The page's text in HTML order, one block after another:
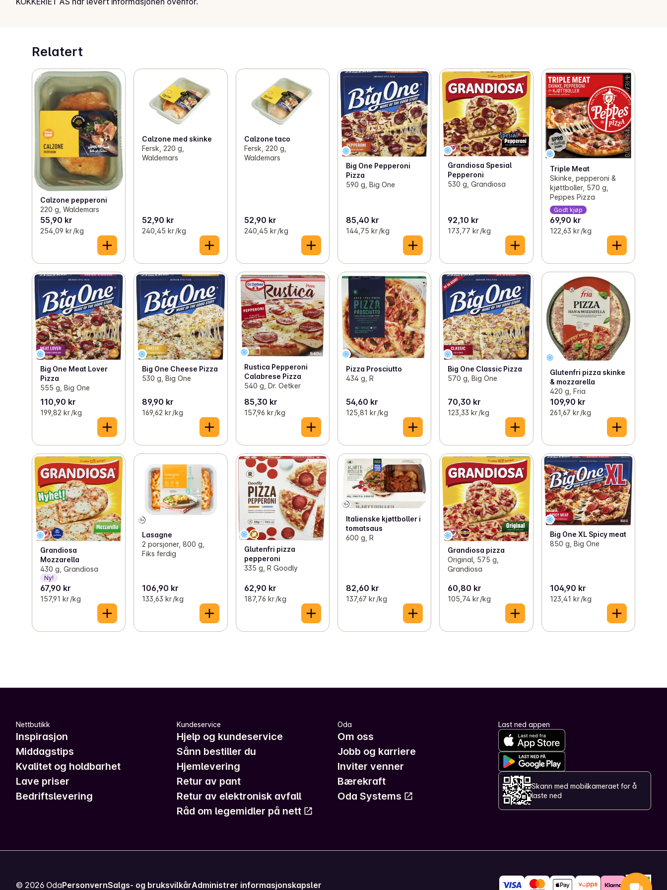
Relatert
Calzone pepperoni
220 g, Waldemars
55,90 kr
254,09 kr /kg
Calzone med skinke
Fersk, 220 g,
Waldemars
52,90 kr
240,45 kr /kg
Calzone taco
Fersk, 220 g,
Waldemars
52,90 kr
240,45 kr /kg
Big One Pepperoni
Pizza
590 g, Big One
85,40 kr
144,75 kr /kg
Grandiosa Spesial
Pepperoni
530 g, Grandiosa
92,10 kr
173,77 kr /kg
Triple Meat
Skinke, pepperoni &
kjøttboller, 570 g,
Peppes Pizza
Godt kjøp
69,90 kr
122,63 kr /kg
Big One Meat Lover
Pizza
555 g, Big One
110,90 kr
199,82 kr /kg
Big One Cheese Pizza
530 g, Big One
89,90 kr
169,62 kr /kg
Rustica Pepperoni
Calabrese Pizza
540 g, Dr. Oetker
85,30 kr
157,96 kr /kg
Pizza Prosciutto
434 g, R
54,60 kr
125,81 kr /kg
Big One Classic Pizza
570 g, Big One
70,30 kr
123,33 kr /kg
Glutenfri pizza skinke
& mozzarella
420 g, Fria
109,90 kr
261,67 kr /kg
Grandiosa
Mozzarella
430 g, Grandiosa
Ny!
67,90 kr
157,91 kr /kg
Lasagne
2 porsjoner, 800 g,
Fiks ferdig
106,90 kr
133,63 kr /kg
Glutenfri pizza
pepperoni
335 g, R Goodly
62,90 kr
187,76 kr /kg
Italienske kjøttboller i
tomatsaus
600 g, R
82,60 kr
137,67 kr /kg
Grandiosa pizza
Original, 575 g,
Grandiosa
60,80 kr
105,74 kr /kg
Big One XL Spicy meat
850 g, Big One
104,90 kr
123,41 kr /kg
Nettbutikk
Inspirasjon
Middagstips
Kvalitet og holdbarhet
Lave priser
Bedriftslevering
Kundeservice
Hjelp og kundeservice
Sånn bestiller du
Hjemlevering
Retur av pant
Retur av elektronisk avfall
Råd om legemidler på nett
Oda
Om oss
Jobb og karriere
Inviter venner
Bærekraft
Oda Systems
Last ned appen
Skann med mobilkameraet for å
laste ned
© 2026 OdaPersonvernSalgs- og bruksvilkårAdministrer informasjonskapsler